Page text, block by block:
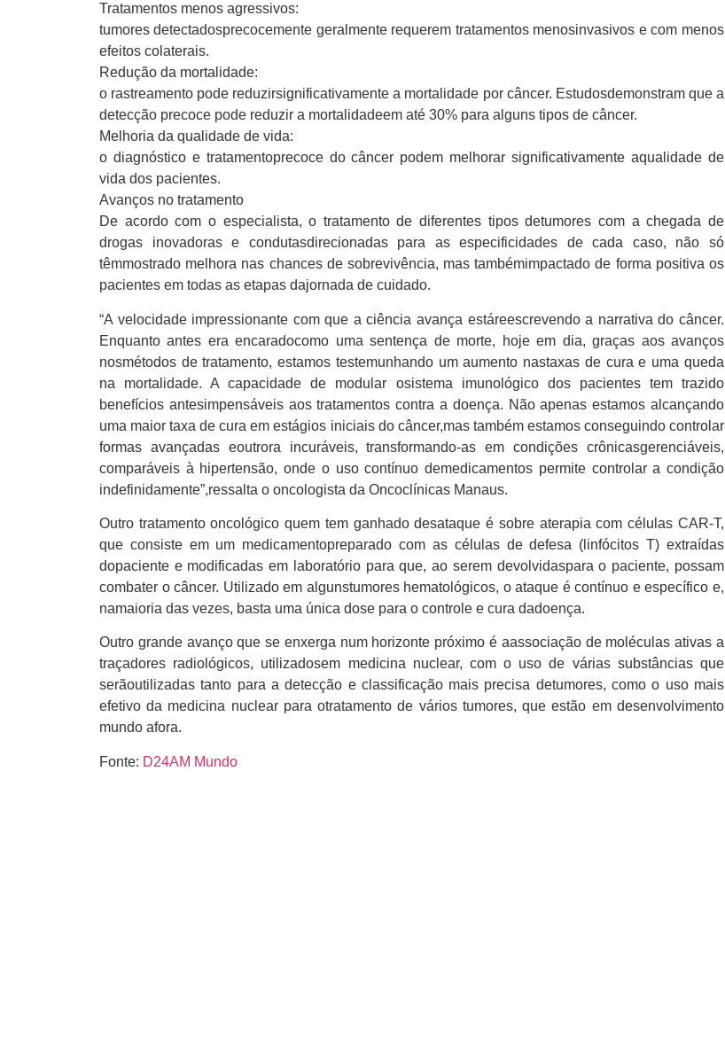
Tratamentos menos agressivos:
tumores detectadosprecocemente geralmente requerem tratamentos menosinvasivos e com menos
efeitos colaterais.
Redução da mortalidade:
o rastreamento pode reduzirsignificativamente a mortalidade por câncer. Estudosdemonstram que a
detecção precoce pode reduzir a mortalidadeem até 30% para alguns tipos de câncer.
Melhoria da qualidade de vida:
o diagnóstico e tratamentoprecoce do câncer podem melhorar significativamente aqualidade de
vida dos pacientes.
Avanços no tratamento
De acordo com o especialista, o tratamento de diferentes tipos detumores com a chegada de
drogas inovadoras e condutasdirecionadas para as especificidades de cada caso, não só
têmmostrado melhora nas chances de sobrevivência, mas tambémimpactado de forma positiva os
pacientes em todas as etapas dajornada de cuidado.
“A velocidade impressionante com que a ciência avança estáreescrevendo a narrativa do câncer.
Enquanto antes era encaradocomo uma sentença de morte, hoje em dia, graças aos avanços
nosmétodos de tratamento, estamos testemunhando um aumento nastaxas de cura e uma queda
na mortalidade. A capacidade de modular osistema imunológico dos pacientes tem trazido
benefícios antesimpensáveis aos tratamentos contra a doença. Não apenas estamos alcançando
uma maior taxa de cura em estágios iniciais do câncer,mas também estamos conseguindo controlar
formas avançadas eoutrora incuráveis, transformando-as em condições crônicasgerenciáveis,
comparáveis à hipertensão, onde o uso contínuo demedicamentos permite controlar a condição
indefinidamente”,ressalta o oncologista da Oncoclínicas Manaus.
Outro tratamento oncológico quem tem ganhado desataque é sobre aterapia com células CAR-T,
que consiste em um medicamentopreparado com as células de defesa (linfócitos T) extraídas
dopaciente e modificadas em laboratório para que, ao serem devolvidaspara o paciente, possam
combater o câncer. Utilizado em algunstumores hematológicos, o ataque é contínuo e específico e,
namaioria das vezes, basta uma única dose para o controle e cura dadoença.
Outro grande avanço que se enxerga num horizonte próximo é aassociação de moléculas ativas a
traçadores radiológicos, utilizadosem medicina nuclear, com o uso de várias substâncias que
serãoutilizadas tanto para a detecção e classificação mais precisa detumores, como o uso mais
efetivo da medicina nuclear para otratamento de vários tumores, que estão em desenvolvimento
mundo afora.
Fonte: D24AM Mundo